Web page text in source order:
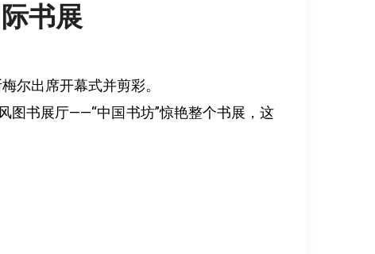
书展
尔出席开幕式并剪彩。
图书展厅——“中国书坊”惊艳整个书展，这